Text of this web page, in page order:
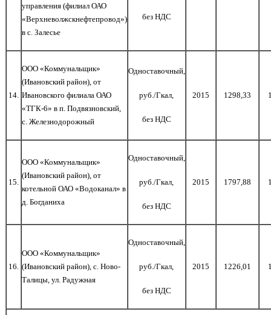
управления (филиал ОАО
«Верхневолжскнефтепровод»)
в с. Залесье
без НДС
1 4.
ООО «Коммунальщик»
(Ивановский район), от
Ивановского филиала ОАО
«ТГК-6» в п. Подвязновский,
с. Железнодорожный
Одноставочный,
руб./Гкал,
без НДС
2015 1298,33
1 5
ООО «Коммунальщик»
(Ивановский район), от
котельной ОАО «Водоканал» в
д. Богданиха
Одноставочный,
руб./Гкал,
без НДС
2015 1797,88
1 6
ООО «Коммунальщик»
(Ивановский район), c. Ново-
Талицы, ул. Радужная
Одноставочный,
руб./Гкал,
без НДС
2015 1226,01